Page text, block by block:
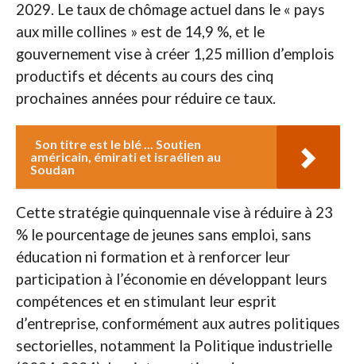
2029. Le taux de chômage actuel dans le « pays
aux mille collines » est de 14,9 %, et le
gouvernement vise à créer 1,25 million d’emplois
productifs et décents au cours des cinq
prochaines années pour réduire ce taux.
Son titre est le blé ... Soutien
américain, émirati et israélien au
Soudan
Cette stratégie quinquennale vise à réduire à 23
% le pourcentage de jeunes sans emploi, sans
éducation ni formation et à renforcer leur
participation à l’économie en développant leurs
compétences et en stimulant leur esprit
d’entreprise, conformément aux autres politiques
sectorielles, notamment la Politique industrielle